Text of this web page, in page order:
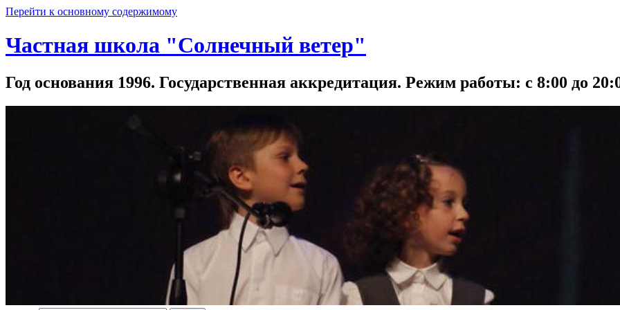
Перейти к основному содержимому
Частная школа "Солнечный ветер"
Год основания 1996. Государственная аккредитация. Режим работы: с 8:00 до